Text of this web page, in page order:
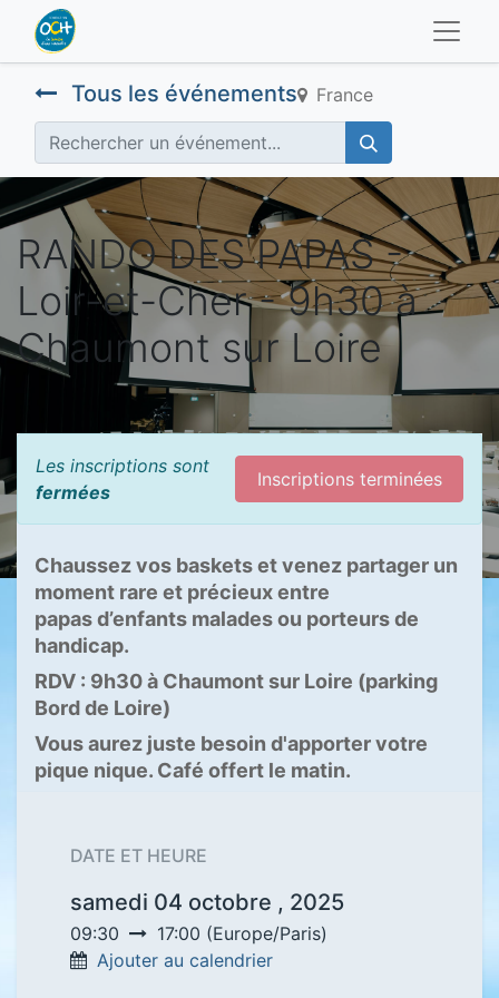
Tous les événements France
RANDO DES PAPAS -
Loir-et-Cher - 9h30 à
Chaumont sur Loire
Les inscriptions sont
fermées
Inscriptions terminées
Chaussez vos baskets et venez partager un
moment rare et précieux entre
papas d’enfants malades ou porteurs de
handicap.
RDV : 9h30 à Chaumont sur Loire (parking
Bord de Loire)
Vous aurez juste besoin d'apporter votre
pique nique. Café offert le matin.
DATE ET HEURE
samedi 04 octobre , 2025
09:30 17:00 (Europe/Paris)
Ajouter au calendrier